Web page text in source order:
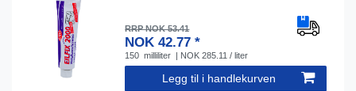
RRP NOK 53.41
NOK 42.77 *
150 milliliter | NOK 285.11 / liter
Legg til i handlekurven